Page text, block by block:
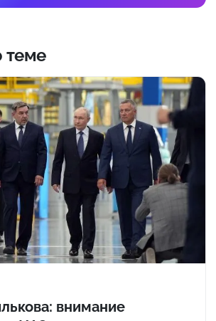
теме
внимание